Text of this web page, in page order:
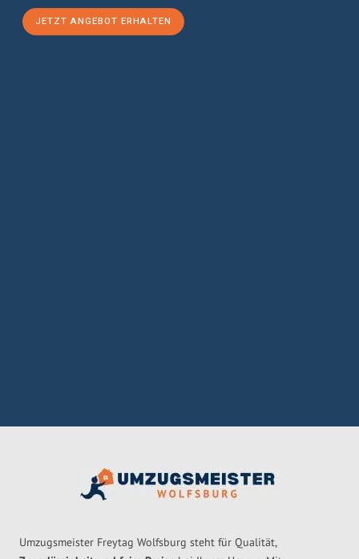
JETZT ANGEBOT ERHALTEN
Umzugsmeister Freytag Wolfsburg steht für Qualität,